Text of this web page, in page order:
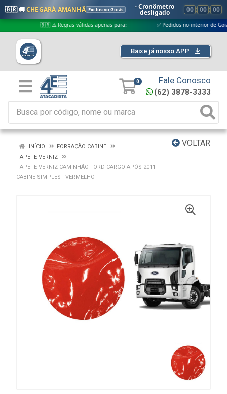
🇧🇷 🚚CHEGARÁ AMANHÃ Exclusivo Goiás - Cronômetro
desligado 00 : 00 : 00
🇧🇷 ⚠️ Regras válidas apenas para: ✅ Pedidos no interior de Goiás
Baixe já nosso APP
0 Fale Conosco
(62) 3878-3333
VOLTAR
INÍCIO
FORRAÇÃO CABINE
TAPETE VERNIZ
TAPETE VERNIZ CAMINHÃO FORD CARGO APÓS 2011
CABINE SIMPLES - VERMELHO